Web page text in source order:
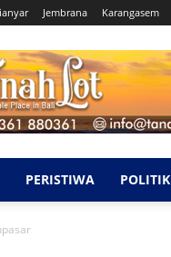
Jembrana Karangasem
PERISTIWA POLITIK